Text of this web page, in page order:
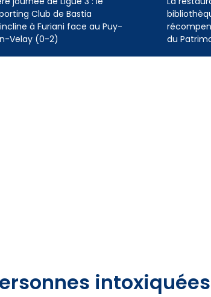
Club de Bastia
à Furiani face au Puy-
Velay (0-2)
du
intoxiquées